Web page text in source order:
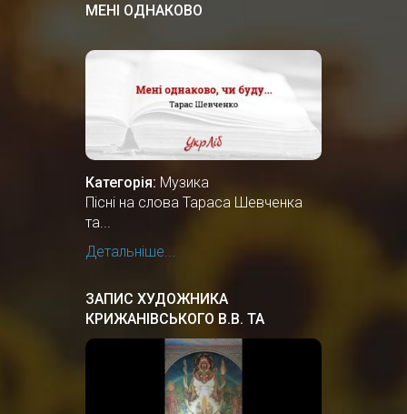
МЕНІ ОДНАКОВО
Категорія: Музика
Пісні на слова Тараса Шевченка
та...
Детальніше...
ЗАПИС ХУДОЖНИКА
КРИЖАНІВСЬКОГО В.В. ТА
ПРОФЕСОРА ПЕРЕГІНЦЯ В.М. В
ЦЕНТРІ РІДНОВІРІВ РУСИ-